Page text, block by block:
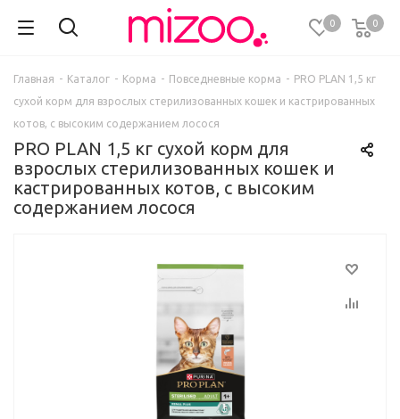
0 0
Главная - Каталог - Корма - Повседневные корма - PRO PLAN 1,5 кг
сухой корм для взрослых стерилизованных кошек и кастрированных
котов, с высоким содержанием лосося
PRO PLAN 1,5 кг сухой корм для
взрослых стерилизованных кошек и
кастрированных котов, с высоким
содержанием лосося